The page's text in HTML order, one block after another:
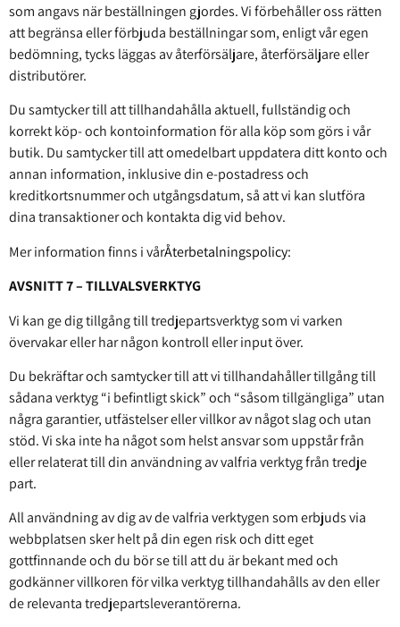
som angavs när beställningen gjordes. Vi förbehåller oss rätten
att begränsa eller förbjuda beställningar som, enligt vår egen
bedömning, tycks läggas av återförsäljare, återförsäljare eller
distributörer.
Du samtycker till att tillhandahålla aktuell, fullständig och
korrekt köp- och kontoinformation för alla köp som görs i vår
butik. Du samtycker till att omedelbart uppdatera ditt konto och
annan information, inklusive din e-postadress och
kreditkortsnummer och utgångsdatum, så att vi kan slutföra
dina transaktioner och kontakta dig vid behov.
Mer information finns i vårÅterbetalningspolicy:
AVSNITT 7 – TILLVALSVERKTYG
Vi kan ge dig tillgång till tredjepartsverktyg som vi varken
övervakar eller har någon kontroll eller input över.
Du bekräftar och samtycker till att vi tillhandahåller tillgång till
sådana verktyg “i befintligt skick” och “såsom tillgängliga” utan
några garantier, utfästelser eller villkor av något slag och utan
stöd. Vi ska inte ha något som helst ansvar som uppstår från
eller relaterat till din användning av valfria verktyg från tredje
part.
All användning av dig av de valfria verktygen som erbjuds via
webbplatsen sker helt på din egen risk och ditt eget
gottfinnande och du bör se till att du är bekant med och
godkänner villkoren för vilka verktyg tillhandahålls av den eller
de relevanta tredjepartsleverantörerna.